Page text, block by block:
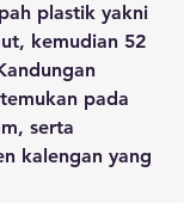
plastik yakni
kemudian 52
pada
serta
kalengan yang